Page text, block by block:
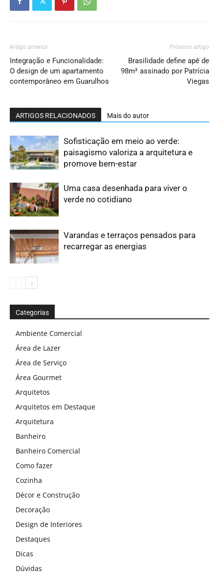
Artigo anterior
Integração e Funcionalidade:
O design de um apartamento
contemporâneo em Guarulhos
Próximo artigo
Brasilidade define apê de
98m² assinado por Patrícia
Viegas
ARTIGOS RELACIONADOS Mais do autor
Sofisticação em meio ao verde:
paisagismo valoriza a arquitetura e
promove bem-estar
Uma casa desenhada para viver o
verde no cotidiano
Varandas e terraços pensados para
recarregar as energias
Categorias
Ambiente Comercial
Área de Lazer
Área de Serviço
Área Gourmet
Arquitetos
Arquitetos em Destaque
Arquitetura
Banheiro
Banheiro Comercial
Como fazer
Cozinha
Décor e Construção
Decoração
Design de Interiores
Destaques
Dicas
Dúvidas